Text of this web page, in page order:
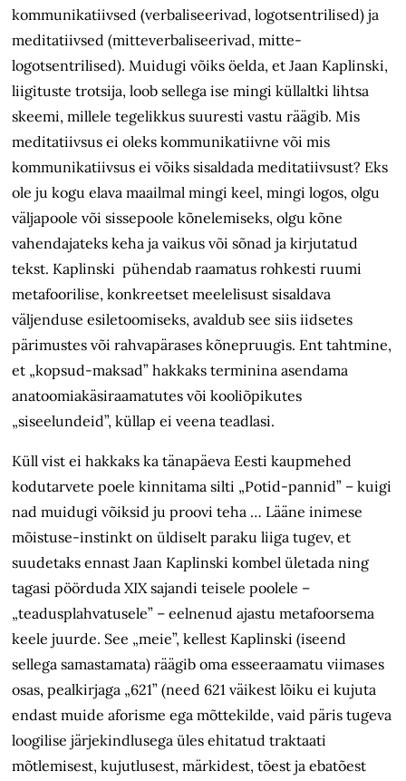
kommunikatiivsed (verbaliseerivad, logotsentrilised) ja
meditatiivsed (mitteverbaliseerivad, mitte-
logotsentrilised). Muidugi võiks öelda, et Jaan Kaplinski,
liigituste trotsija, loob sellega ise mingi küllaltki lihtsa
skeemi, millele tegelikkus suuresti vastu räägib. Mis
meditatiivsus ei oleks kommunikatiivne või mis
kommunikatiivsus ei võiks sisaldada meditatiivsust? Eks
ole ju kogu elava maailmal mingi keel, mingi logos, olgu
väljapoole või sissepoole kõnelemiseks, olgu kõne
vahendajateks keha ja vaikus või sõnad ja kirjutatud
tekst. Kaplinski pühendab raamatus rohkesti ruumi
metafoorilise, konkreetset meelelisust sisaldava
väljenduse esiletoomiseks, avaldub see siis iidsetes
pärimustes või rahvapärases kõnepruugis. Ent tahtmine,
et „kopsud-maksad” hakkaks terminina asendama
anatoomiakäsiraamatutes või kooliõpikutes
„siseelundeid”, küllap ei veena teadlasi.
Küll vist ei hakkaks ka tänapäeva Eesti kaupmehed
kodutarvete poele kinnitama silti „Potid-pannid” – kuigi
nad muidugi võiksid ju proovi teha … Lääne inimese
mõistuse-instinkt on üldiselt paraku liiga tugev, et
suudetaks ennast Jaan Kaplinski kombel ületada ning
tagasi pöörduda XIX sajandi teisele poolele –
„teadusplahvatusele” – eelnenud ajastu metafoorsema
keele juurde. See „meie”, kellest Kaplinski (iseend
sellega samastamata) räägib oma esseeraamatu viimases
osas, pealkirjaga „621” (need 621 väikest lõiku ei kujuta
endast muide aforisme ega mõttekilde, vaid päris tugeva
loogilise järjekindlusega üles ehitatud traktaati
mõtlemisest, kujutlusest, märkidest, tõest ja ebatõest